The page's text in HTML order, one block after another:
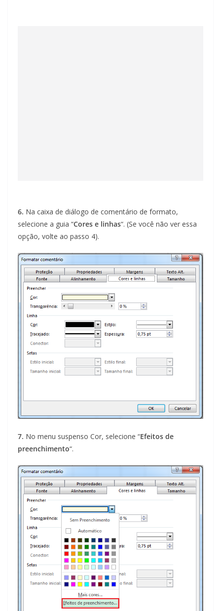
6. Na caixa de diálogo de comentário de formato,
selecione a guia “Cores e linhas“. (Se você não ver essa
opção, volte ao passo 4).
7. No menu suspenso Cor, selecione “Efeitos de
preenchimento“.